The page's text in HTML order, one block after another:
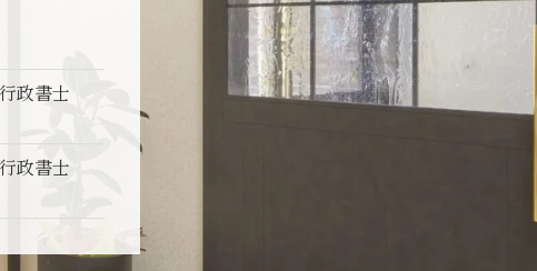
政書士
政書士